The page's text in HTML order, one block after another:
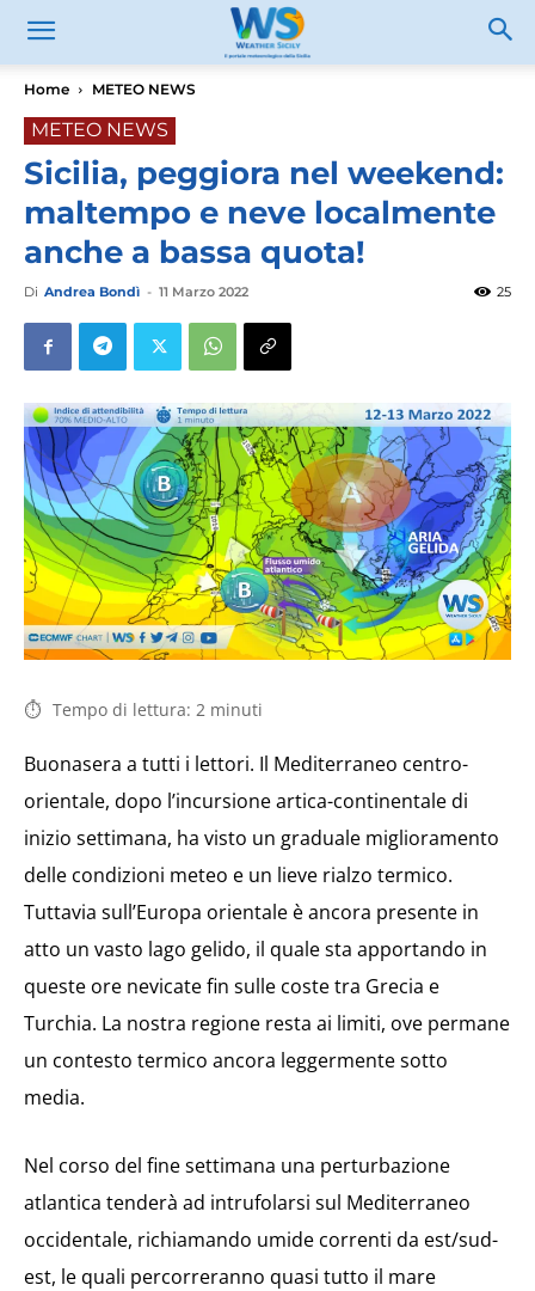
Home METEO NEWS
METEO NEWS
Sicilia, peggiora nel weekend:
maltempo e neve localmente
anche a bassa quota!
Di Andrea Bondì - 11 Marzo 2022 25
Tempo di lettura: 2 minuti
Buonasera a tutti i lettori. Il Mediterraneo centro-
orientale, dopo l’incursione artica-continentale di
inizio settimana, ha visto un graduale miglioramento
delle condizioni meteo e un lieve rialzo termico.
Tuttavia sull’Europa orientale è ancora presente in
atto un vasto lago gelido, il quale sta apportando in
queste ore nevicate fin sulle coste tra Grecia e
Turchia. La nostra regione resta ai limiti, ove permane
un contesto termico ancora leggermente sotto
media.
Nel corso del fine settimana una perturbazione
atlantica tenderà ad intrufolarsi sul Mediterraneo
occidentale, richiamando umide correnti da est/sud-
est, le quali percorreranno quasi tutto il mare